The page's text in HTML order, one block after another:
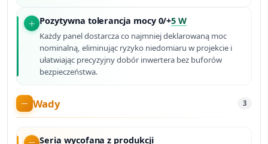
Pozytywna tolerancja mocy 0/+5 W
Każdy panel dostarcza co najmniej deklarowaną moc
nominalną, eliminując ryzyko niedomiaru w projekcie i
ułatwiając precyzyjny dobór inwertera bez buforów
bezpieczeństwa.
Wady 3
Seria wycofana z produkcji